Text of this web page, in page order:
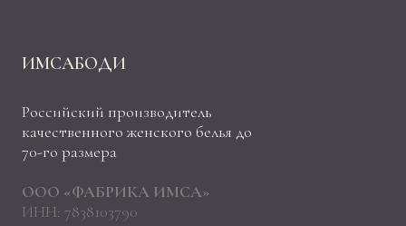
ИМСАБОДИ
Российский производитель
качественного женского белья до
70-го размера
ООО «ФАБРИКА ИМСА»
ИНН: 7838103790